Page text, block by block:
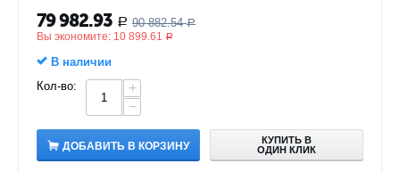
79 982.93 Р 90 882.54 Р
Вы экономите: 10 899.61 Р
В наличии
Кол-во:
+
−
ДОБАВИТЬ В КОРЗИНУ
КУПИТЬ В
ОДИН КЛИК